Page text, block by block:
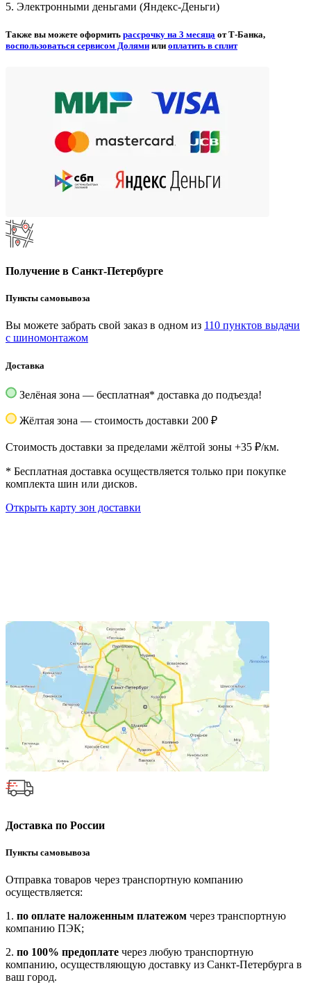
5. Электронными деньгами (Яндекс-Деньги)
Также вы можете оформить рассрочку на 3 месяца от Т-Банка,
воспользоваться сервисом Долями или оплатить в сплит
Получение в Санкт-Петербурге
Пункты самовывоза
Вы можете забрать свой заказ в одном из 110 пунктов выдачи
с шиномонтажом
Доставка
Зелёная зона — бесплатная* доставка до подъезда!
Жёлтая зона — стоимость доставки 200 ₽
Стоимость доставки за пределами жёлтой зоны +35 ₽/км.
* Бесплатная доставка осуществляется только при покупке
комплекта шин или дисков.
Открыть карту зон доставки
Доставка по России
Пункты самовывоза
Отправка товаров через транспортную компанию
осуществляется:
1. по оплате наложенным платежом через транспортную
компанию ПЭК;
2. по 100% предоплате через любую транспортную
компанию, осуществляющую доставку из Санкт-Петербурга в
ваш город.